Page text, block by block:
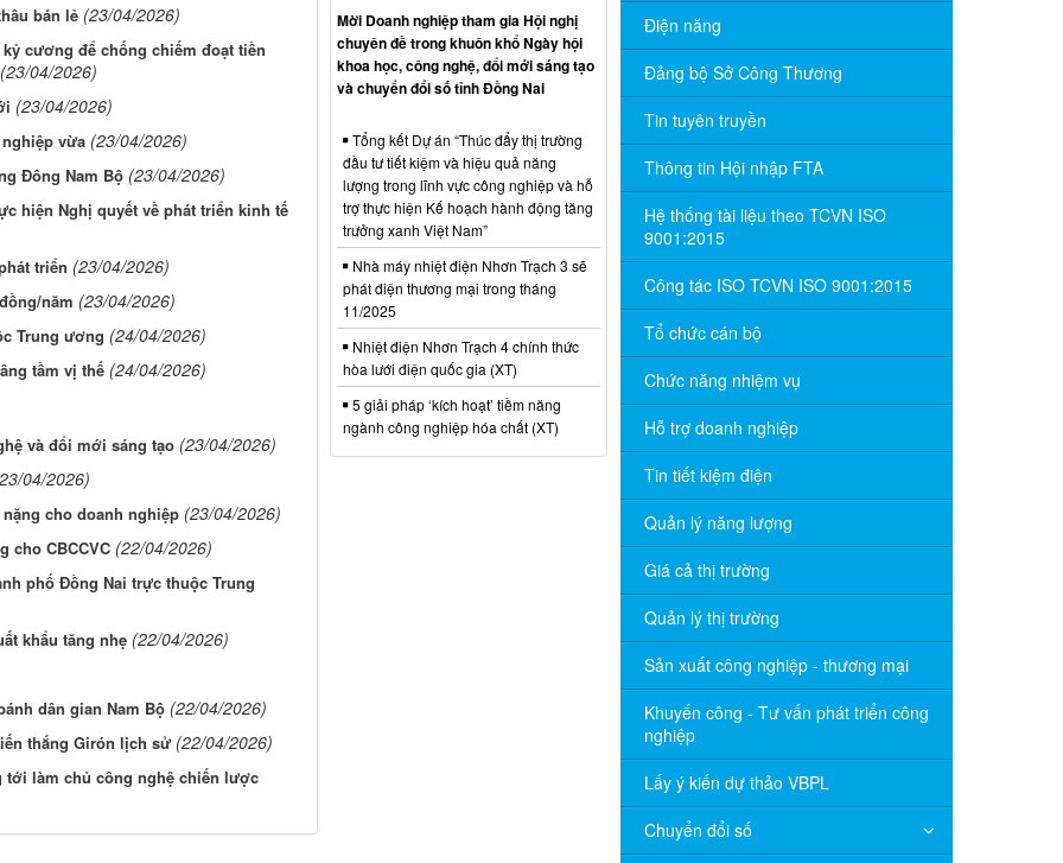
bán lẻ (23/04/2026)
cương để chống chiếm đoạt tiền
(23/04/2026)
(23/04/2026)
vừa (23/04/2026)
Đông Nam Bộ (23/04/2026)
hiện Nghị quyết về phát triển kinh tế
triển (23/04/2026)
năm (23/04/2026)
Trung ương (24/04/2026)
tầm vị thế (24/04/2026)
và đổi mới sáng tạo (23/04/2026)
04/2026)
cho doanh nghiệp (23/04/2026)
cho CBCCVC (22/04/2026)
phố Đồng Nai trực thuộc Trung
khẩu tăng nhẹ (22/04/2026)
dân gian Nam Bộ (22/04/2026)
thắng Girón lịch sử (22/04/2026)
tới làm chủ công nghệ chiến lược
Điện năng
Đảng bộ Sở Công Thương
Tin tuyên truyền
Thông tin Hội nhập FTA
Hệ thống tài liệu theo TCVN ISO
9001:2015
Công tác ISO TCVN ISO 9001:2015
Tổ chức cán bộ
Chức năng nhiệm vụ
Hỗ trợ doanh nghiệp
Tin tiết kiệm điện
Quản lý năng lượng
Giá cả thị trường
Quản lý thị trường
Sản xuất công nghiệp - thương mại
Khuyến công - Tư vấn phát triển công
nghiệp
Lấy ý kiến dự thảo VBPL
Chuyển đổi số
Mời Doanh nghiệp tham gia Hội nghị
chuyên đề trong khuôn khổ Ngày hội
khoa học, công nghệ, đổi mới sáng tạo
và chuyển đổi số tỉnh Đồng Nai
Tổng kết Dự án “Thúc đẩy thị trường
đầu tư tiết kiệm và hiệu quả năng
lượng trong lĩnh vực công nghiệp và hỗ
trợ thực hiện Kế hoạch hành động tăng
trưởng xanh Việt Nam”
Nhà máy nhiệt điện Nhơn Trạch 3 sẽ
phát điện thương mại trong tháng
11/2025
Nhiệt điện Nhơn Trạch 4 chính thức
hòa lưới điện quốc gia (XT)
5 giải pháp ‘kích hoạt’ tiềm năng
ngành công nghiệp hóa chất (XT)